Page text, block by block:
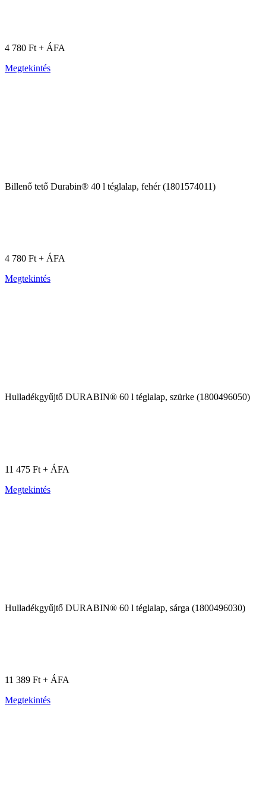
4 780 Ft + ÁFA
Megtekintés
Billenő tető Durabin® 40 l téglalap, fehér (1801574011)
4 780 Ft + ÁFA
Megtekintés
Hulladékgyűjtő DURABIN® 60 l téglalap, szürke (1800496050)
11 475 Ft + ÁFA
Megtekintés
Hulladékgyűjtő DURABIN® 60 l téglalap, sárga (1800496030)
11 389 Ft + ÁFA
Megtekintés